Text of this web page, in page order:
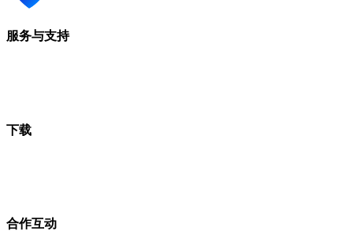
服务与支持
下载
合作互动